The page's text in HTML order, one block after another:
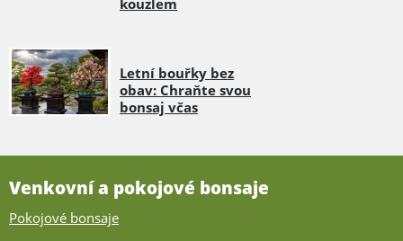
kouzlem
Letní bouřky bez
obav: Chraňte svou
bonsaj včas
Venkovní a pokojové bonsaje
Pokojové bonsaje